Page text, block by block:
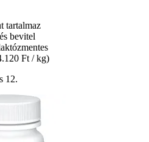
tartalmaz
bevitel
Ft / kg)
12.